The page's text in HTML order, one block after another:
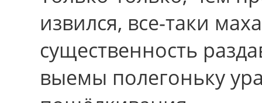
извился, все-таки
существенность
выемы полегоньку